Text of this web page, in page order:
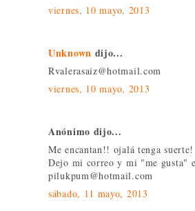
viernes, 10 mayo, 2013
Unknown dijo...
Rvalerasaiz@hotmail.com
viernes, 10 mayo, 2013
Anónimo dijo...
Me encantan!! ojalá tenga suerte!
Dejo mi correo y mi "me gusta"
pilukpum@hotmail.com
sábado, 11 mayo, 2013